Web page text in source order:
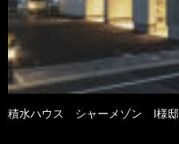
積水ハウス シャーメゾン I様邸